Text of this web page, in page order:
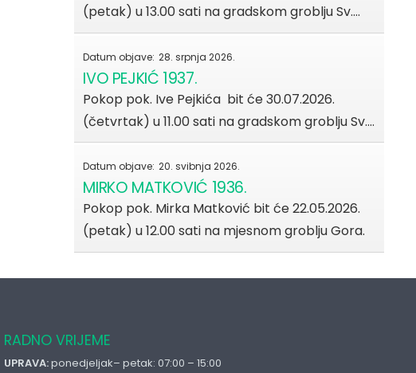
(petak) u 13.00 sati na gradskom groblju Sv.…
Datum objave: 28. srpnja 2026.
IVO PEJKIĆ 1937.
Pokop pok. Ive Pejkića bit će 30.07.2026.
(četvrtak) u 11.00 sati na gradskom groblju Sv.…
Datum objave: 20. svibnja 2026.
MIRKO MATKOVIĆ 1936.
Pokop pok. Mirka Matković bit će 22.05.2026.
(petak) u 12.00 sati na mjesnom groblju Gora.
RADNO VRIJEME
UPRAVA:ponedjeljak– petak: 07:00 – 15:00